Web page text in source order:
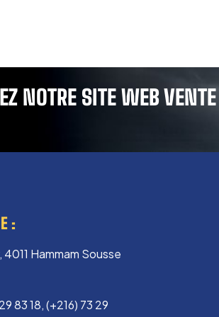
NOTRE SITE WEB
:
4011 Hammam Sousse
83 18, (+216) 73 29